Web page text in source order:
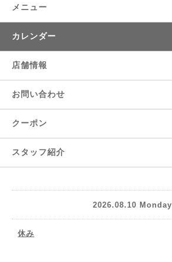
メニュー
カレンダー
店舗情報
お問い合わせ
クーポン
スタッフ紹介
2026.08.10 Monday
休み